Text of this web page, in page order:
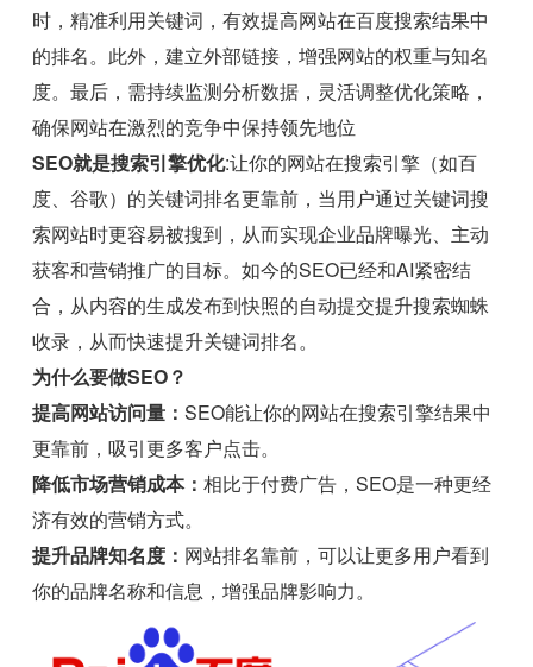
时，精准利用关键词，有效提高网站在百度搜索结果中
的排名。此外，建立外部链接，增强网站的权重与知名
度。最后，需持续监测分析数据，灵活调整优化策略，
确保网站在激烈的竞争中保持领先地位
SEO就是搜索引擎优化:让你的网站在搜索引擎（如百
度、谷歌）的关键词排名更靠前，当用户通过关键词搜
索网站时更容易被搜到，从而实现企业品牌曝光、主动
获客和营销推广的目标。如今的SEO已经和AI紧密结
合，从内容的生成发布到快照的自动提交提升搜索蜘蛛
收录，从而快速提升关键词排名。
为什么要做SEO？
提高网站访问量：SEO能让你的网站在搜索引擎结果中
更靠前，吸引更多客户点击。
降低市场营销成本：相比于付费广告，SEO是一种更经
济有效的营销方式。
提升品牌知名度： 网站排名靠前，可以让更多用户看到
你的品牌名称和信息，增强品牌影响力。